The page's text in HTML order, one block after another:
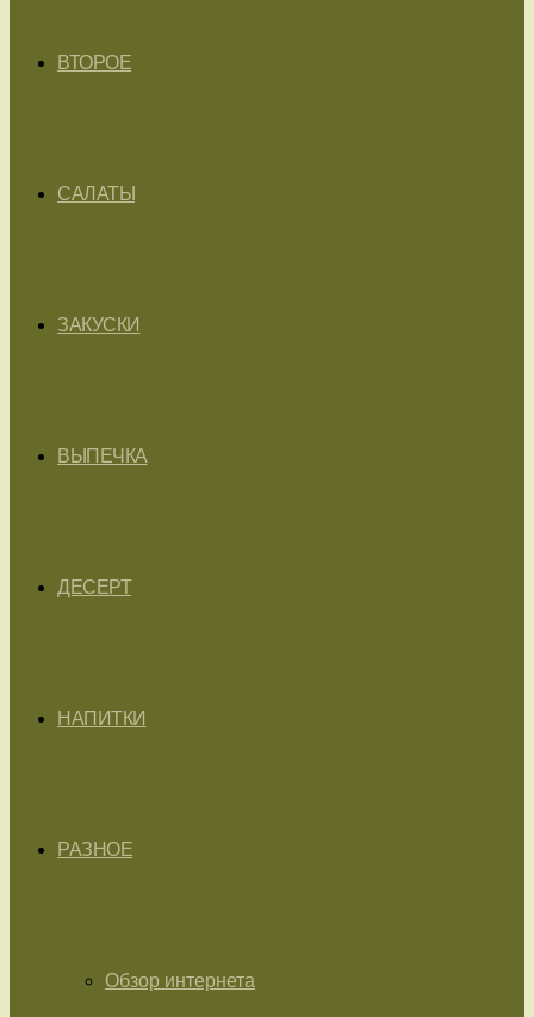
ВТОРОЕ
САЛАТЫ
ЗАКУСКИ
ВЫПЕЧКА
ДЕСЕРТ
НАПИТКИ
РАЗНОЕ
Обзор интернета